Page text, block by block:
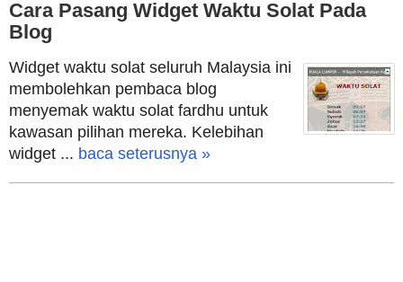
Cara Pasang Widget Waktu Solat Pada
Blog
Widget waktu solat seluruh Malaysia ini
membolehkan pembaca blog
menyemak waktu solat fardhu untuk
kawasan pilihan mereka. Kelebihan
widget ... baca seterusnya »